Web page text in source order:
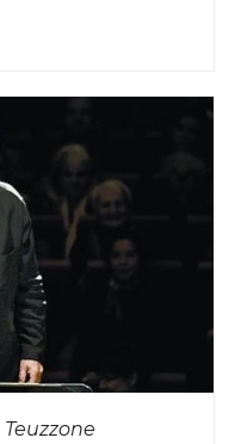
Teuzzone